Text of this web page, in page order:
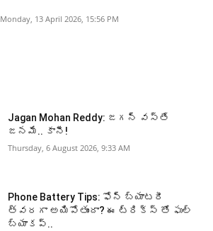
Monday, 13 April 2026, 15:56 PM
Jagan Mohan Reddy: జగన్ వస్తే
జనమే.. కానీ!
Thursday, 6 August 2026, 9:33 AM
Phone Battery Tips: ఫోన్ బ్యాటరీ
త్వరగా అయిపోతుందా? ఈ ట్రిక్స్ తో ఫుల్
బ్యాకప్..